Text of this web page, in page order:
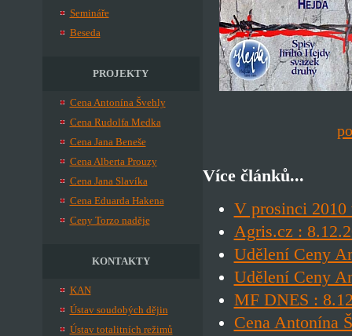
Semináře
Beseda
PROJEKTY
Cena Antonína Švehly
Cena Rudolfa Medka
Cena Jana Beneše
Cena Alberta Prouzy
Cena Jana Slavíka
Cena Eduarda Hakena
Ceny Torzo naděje
KONTAKTY
KAN
Ústav soudobých dějin
Ústav totalitních režimů
Více článků...
V prosinci
Agris.cz :
Udělení Ceny
Udělení Ceny
MF DNES :
Cena Antonína